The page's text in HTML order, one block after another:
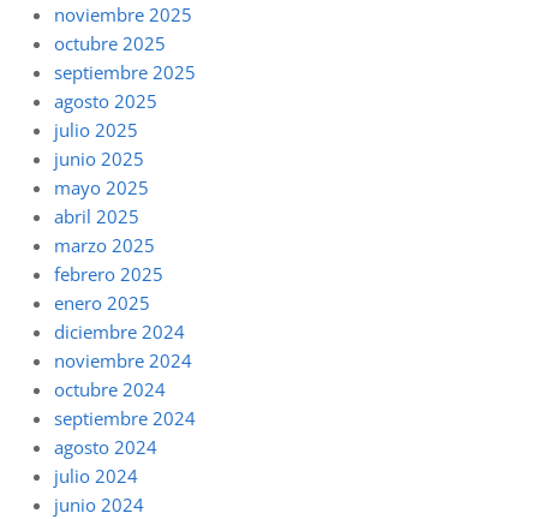
noviembre 2025
octubre 2025
septiembre 2025
agosto 2025
julio 2025
junio 2025
mayo 2025
abril 2025
marzo 2025
febrero 2025
enero 2025
diciembre 2024
noviembre 2024
octubre 2024
septiembre 2024
agosto 2024
julio 2024
junio 2024